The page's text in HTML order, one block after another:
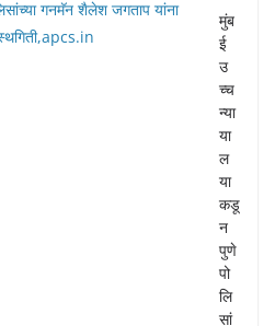
मुंब
ई
उ
च्च
न्या
या
ल
या
कडू
न
पुणे
पो
लि
सां